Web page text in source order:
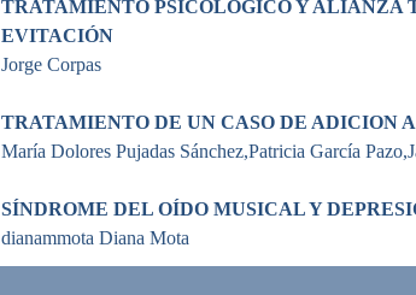
TRATAMIENTO PSICOLÓGICO Y ALIANZA
EVITACIÓN
Jorge Corpas
TRATAMIENTO DE UN CASO DE ADICION
María Dolores Pujadas Sánchez,Patricia García
SÍNDROME DEL OÍDO MUSICAL Y
dianammota Diana Mota